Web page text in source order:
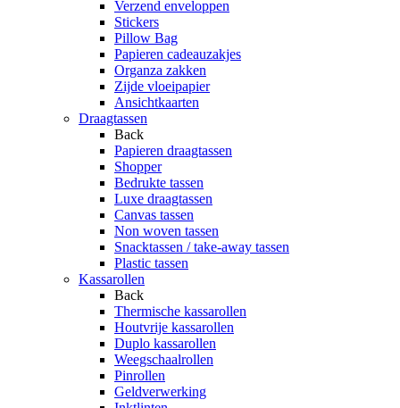
Verzend enveloppen
Stickers
Pillow Bag
Papieren cadeauzakjes
Organza zakken
Zijde vloeipapier
Ansichtkaarten
Draagtassen
Back
Papieren draagtassen
Shopper
Bedrukte tassen
Luxe draagtassen
Canvas tassen
Non woven tassen
Snacktassen / take-away tassen
Plastic tassen
Kassarollen
Back
Thermische kassarollen
Houtvrije kassarollen
Duplo kassarollen
Weegschaalrollen
Pinrollen
Geldverwerking